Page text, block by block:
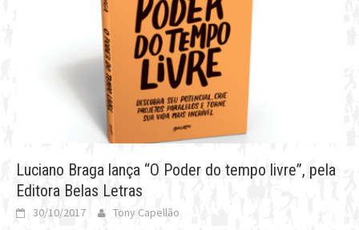
Luciano Braga lança “O Poder do tempo livre”, pela
Editora Belas Letras
30/10/2017 Tony Capellão